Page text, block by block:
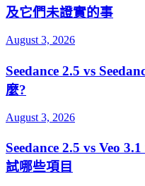
及它們未證實的事
August 3, 2026
Seedance 2.5 vs
麼?
August 3, 2026
Seedance 2.5 vs Veo
試哪些項目